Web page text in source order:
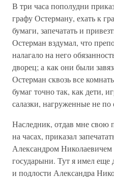
В три часа пополудни
графу Остерману, ехать к
бумаги, запечатать и
Остерман вздумал, что
налагало на него
дворец; а как они были
Остерман сквозь все
бумаг точно так, как дети,
салазки, нагруженные не по
Наследник, отдав мне свою
на часах, приказал
Александром
государыни. Тут я имел еще
и подлости Александра